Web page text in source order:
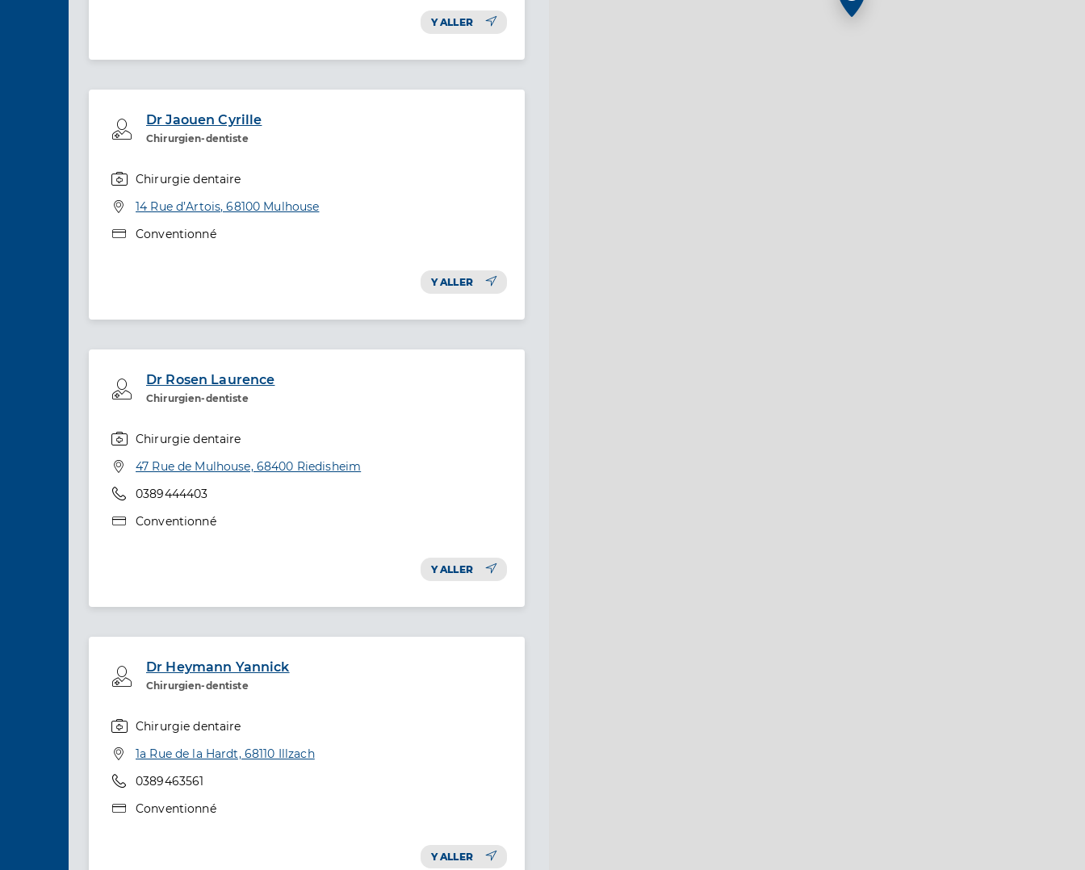
Y ALLER
Dr Jaouen Cyrille
Chirurgien-dentiste
Professionel de santé
Chirurgie dentaire
Adresse
14 Rue d’Artois, 68100 Mulhouse
Type de convention
Conventionné
Y ALLER
Dr Rosen Laurence
Chirurgien-dentiste
Professionel de santé
Chirurgie dentaire
Adresse
47 Rue de Mulhouse, 68400 Riedisheim
Téléphone
0389444403
Type de convention
Conventionné
Y ALLER
Dr Heymann Yannick
Chirurgien-dentiste
Professionel de santé
Chirurgie dentaire
Adresse
1a Rue de la Hardt, 68110 Illzach
Téléphone
0389463561
Type de convention
Conventionné
Y ALLER